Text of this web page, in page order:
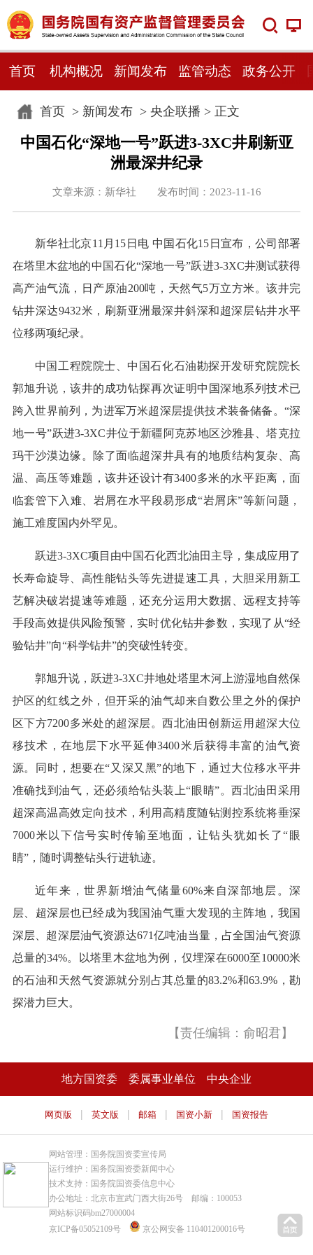
首页 机构概况 新闻发布 监管动态 政务公开
首页> 新闻发布> 央企联播 > 正文
中国石化“深地一号”跃进3-3XC井刷新亚
洲最深井纪录
文章来源：新华社 发布时间：2023-11-16
新华社北京11月15日电 中国石化15日宣布，公司部署
在塔里木盆地的中国石化“深地一号”跃进3-3XC井测试获得
高产油气流，日产原油200吨，天然气5万立方米。该井完
钻井深达9432米，刷新亚洲最深井斜深和超深层钻井水平
位移两项纪录。
中国工程院院士、中国石化石油勘探开发研究院院长
郭旭升说，该井的成功钻探再次证明中国深地系列技术已
跨入世界前列，为进军万米超深层提供技术装备储备。“深
地一号”跃进3-3XC井位于新疆阿克苏地区沙雅县、塔克拉
玛干沙漠边缘。除了面临超深井具有的地质结构复杂、高
温、高压等难题，该井还设计有3400多米的水平距离，面
临套管下入难、岩屑在水平段易形成“岩屑床”等新问题，
施工难度国内外罕见。
跃进3-3XC项目由中国石化西北油田主导，集成应用了
长寿命旋导、高性能钻头等先进提速工具，大胆采用新工
艺解决破岩提速等难题，还充分运用大数据、远程支持等
手段高效提供风险预警，实时优化钻井参数，实现了从“经
验钻井”向“科学钻井”的突破性转变。
郭旭升说，跃进3-3XC井地处塔里木河上游湿地自然保
护区的红线之外，但开采的油气却来自数公里之外的保护
区下方7200多米处的超深层。西北油田创新运用超深大位
移技术，在地层下水平延伸3400米后获得丰富的油气资
源。同时，想要在“又深又黑”的地下，通过大位移水平井
准确找到油气，还必须给钻头装上“眼睛”。西北油田采用
超深高温高效定向技术，利用高精度随钻测控系统将垂深
7000米以下信号实时传输至地面，让钻头犹如长了“眼
睛”，随时调整钻头行进轨迹。
近年来，世界新增油气储量60%来自深部地层。深
层、超深层也已经成为我国油气重大发现的主阵地，我国
深层、超深层油气资源达671亿吨油当量，占全国油气资源
总量的34%。以塔里木盆地为例，仅埋深在6000至10000米
的石油和天然气资源就分别占其总量的83.2%和63.9%，勘
探潜力巨大。
【责任编辑：俞昭君】
地方国资委 委属事业单位 中央企业
网页版 | 英文版 | 邮箱 | 国资小新 | 国资报告
网站管理：国务院国资委宣传局
运行维护：国务院国资委新闻中心
技术支持：国务院国资委信息中心
办公地址：北京市宣武门西大街26号 邮编：100053
网站标识码bm27000004
京ICP备05052109号
京公网安备 110401200016号